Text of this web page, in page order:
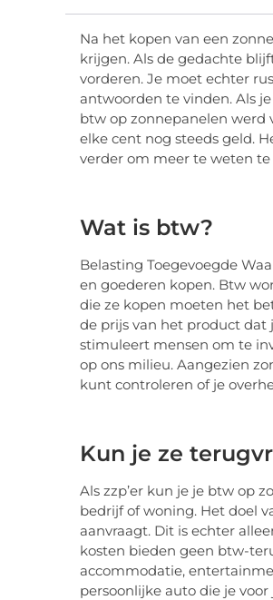
Na het kopen van een
krijgen. Als de gedachte
vorderen. Je moet echter
antwoorden te vinden. Als
btw op zonnepanelen werd
elke cent nog steeds geld.
verder om meer te weten
Wat is btw?
Belasting Toegevoegde
en goederen kopen. Btw
die ze kopen moeten het
de prijs van het product dat
stimuleert mensen om te
op ons milieu. Aangezien
kunt controleren of je
Kun je ze
Als zzp’er kun je je btw op
bedrijf of woning. Het doel
aanvraagt. Dit is echter
kosten bieden geen btw-
accommodatie,
persoonlijke auto die je